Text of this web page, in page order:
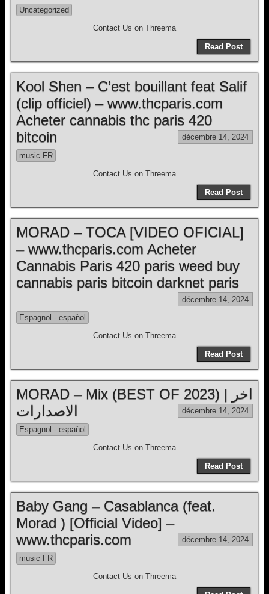
Uncategorized
Contact Us on Threema
Read Post
Kool Shen – C’est bouillant feat Salif
(clip officiel) – www.thcparis.com
Acheter cannabis thc paris 420
bitcoin
décembre 14, 2024
music FR
Contact Us on Threema
Read Post
MORAD – TOCA [VIDEO OFICIAL]
– www.thcparis.com Acheter
Cannabis Paris 420 paris weed buy
cannabis paris bitcoin darknet paris
décembre 14, 2024
Espagnol - español
Contact Us on Threema
Read Post
MORAD – Mix (BEST OF 2023) | اخر
الاصدارات
décembre 14, 2024
Espagnol - español
Contact Us on Threema
Read Post
Baby Gang – Casablanca (feat.
Morad ) [Official Video] –
www.thcparis.com
décembre 14, 2024
music FR
Contact Us on Threema